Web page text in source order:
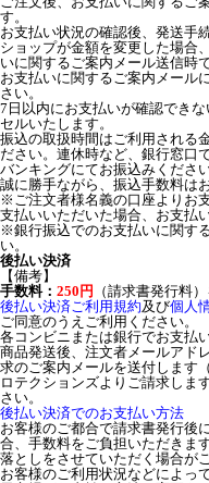
す。
お支払い状況の確認後、発送手
ショップが金額を変更した場合
いに関するご案内メール送信時
お支払いに関するご案内メール
さい。
7日以内にお支払いが確認でき
セルいたします。
振込の取扱時間はご利用される
ださい。連休時など、銀行窓口
バンキングにてお振込みください
誠に勝手ながら、振込手数料は
※ご注文者様名義の口座よりお
支払いいただいた場合、お支払
※銀行振込でのお支払いに関す
い。
後払い決済
【備考】
手数料： 250円
（請求書発行料
後払い決済ご利用規約及び個人
ご同意のうえご利用ください。
各コンビニまたは銀行でお支払
商品発送後、注文者メールアド
求のご案内メールを送付します
ロテクションズよりご請求しま
さい。
後払い決済でのお支払い方法
お客様のご都合で請求書発行後
合、手数料をご負担いただきま
落としをさせていただく場合が
お客様のご利用状況などによっ